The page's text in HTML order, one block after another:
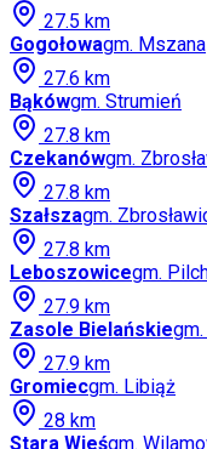
27.5 km
Gogołowagm. Mszana
27.6 km
Bąkówgm. Strumień
27.8 km
Czekanówgm.
27.8 km
Szałszagm.
27.8 km
Leboszowicegm.
27.9 km
Zasole Bielańskiegm.
27.9 km
Gromiecgm. Libiąż
28 km
Stara Wieśgm.